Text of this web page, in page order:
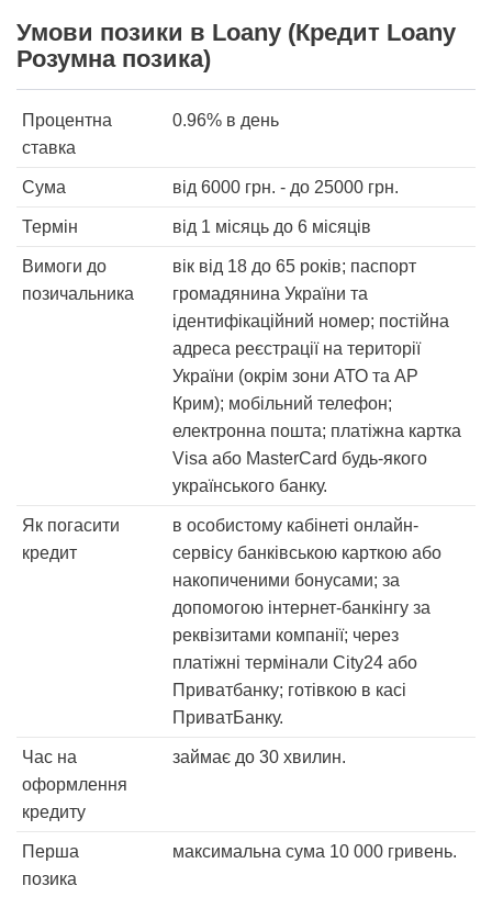
Умови позики в Loany (Кредит Loany
Розумна позика)
Процентна
ставка
0.96% в день
Сума від 6000 грн. - до 25000 грн.
Термін від 1 місяць до 6 місяців
Вимоги до
позичальника
вік від 18 до 65 років; паспорт
громадянина України та
ідентифікаційний номер; постійна
адреса реєстрації на території
України (окрім зони АТО та АР
Крим); мобільний телефон;
електронна пошта; платіжна картка
Visa або MasterCard будь-якого
українського банку.
Як погасити
кредит
в особистому кабінеті онлайн-
сервісу банківською карткою або
накопиченими бонусами; за
допомогою інтернет-банкінгу за
реквізитами компанії; через
платіжні термінали City24 або
Приватбанку; готівкою в касі
ПриватБанку.
Час на
оформлення
кредиту
займає до 30 хвилин.
Перша
позика
максимальна сума 10 000 гривень.